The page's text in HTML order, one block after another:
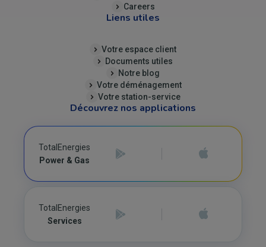
Careers
Liens utiles
Votre espace client
Documents utiles
Notre blog
Votre déménagement
Votre station-service
Découvrez nos applications
TotalEnergies
Power & Gas
TotalEnergies
Services